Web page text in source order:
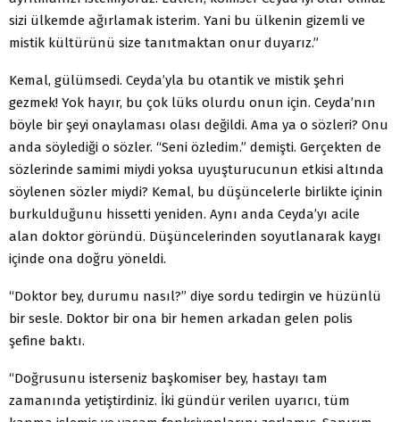
sizi ülkemde ağırlamak isterim. Yani bu ülkenin gizemli ve
mistik kültürünü size tanıtmaktan onur duyarız.”
Kemal, gülümsedi. Ceyda’yla bu otantik ve mistik şehri
gezmek! Yok hayır, bu çok lüks olurdu onun için. Ceyda’nın
böyle bir şeyi onaylaması olası değildi. Ama ya o sözleri? Onu
anda söylediği o sözler. “Seni özledim.” demişti. Gerçekten de
sözlerinde samimi miydi yoksa uyuşturucunun etkisi altında
söylenen sözler miydi? Kemal, bu düşüncelerle birlikte içinin
burkulduğunu hissetti yeniden. Aynı anda Ceyda’yı acile
alan doktor göründü. Düşüncelerinden soyutlanarak kaygı
içinde ona doğru yöneldi.
“Doktor bey, durumu nasıl?” diye sordu tedirgin ve hüzünlü
bir sesle. Doktor bir ona bir hemen arkadan gelen polis
şefine baktı.
“Doğrusunu isterseniz başkomiser bey, hastayı tam
zamanında yetiştirdiniz. İki gündür verilen uyarıcı, tüm